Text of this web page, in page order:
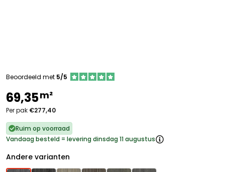
Beoordeeld met 5/5
69,35m²
Per pak €277,40
Ruim op voorraad
Vandaag besteld = levering dinsdag 11 augustus
Andere varianten